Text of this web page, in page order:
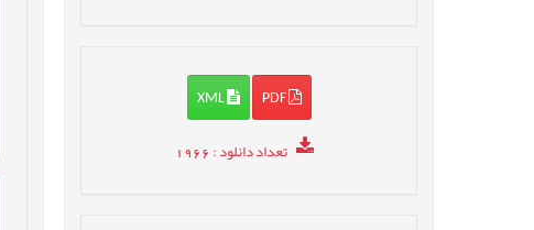
PDF
XML
تعداد دانلود: 1966